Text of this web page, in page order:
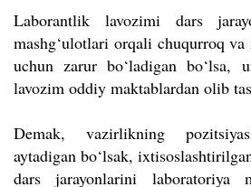
Laborantlik lavozimi dars
mashg‘ulotlari orqali chuqurroq va
uchun zarur bo‘ladigan bo‘lsa,
lavozim oddiy maktablardan olib
Demak, vazirlikning
aytadigan bo‘lsak,
dars jarayonlarini laboratoriya